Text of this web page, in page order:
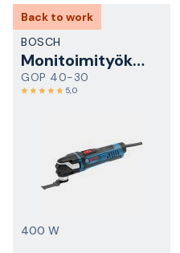
Back to work
BOSCH
Monitoimityökalu
GOP 40-30
5,0
400 W